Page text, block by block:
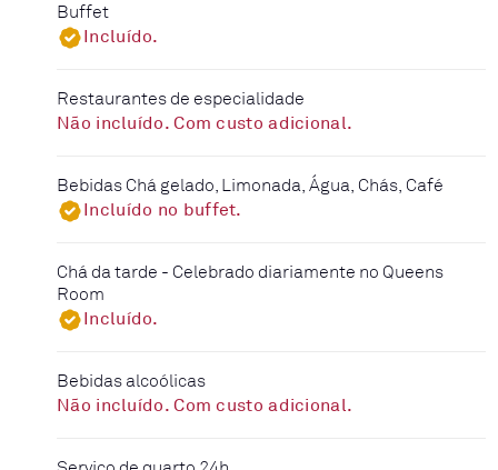
Buffet
Incluído.
Restaurantes de especialidade
Não incluído. Com custo adicional.
Bebidas Chá gelado, Limonada, Água, Chás, Café
Incluído no buffet.
Chá da tarde - Celebrado diariamente no Queens
Room
Incluído.
Bebidas alcoólicas
Não incluído. Com custo adicional.